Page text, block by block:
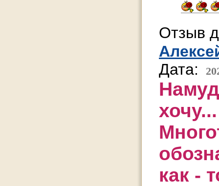
Отзыв
Дата:
хочу...
как -